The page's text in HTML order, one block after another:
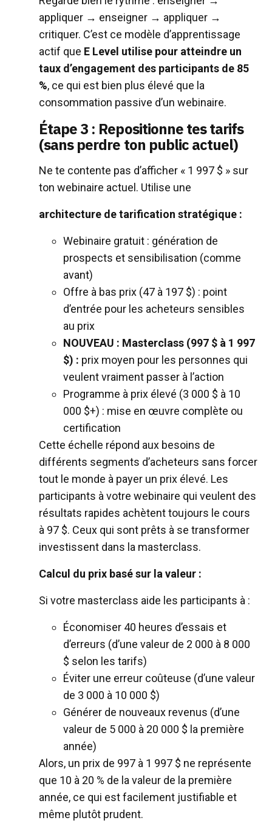
appliquer → enseigner → appliquer →
critiquer. C’est ce modèle d’apprentissage
actif que E Level utilise pour atteindre un
taux d’engagement des participants de 85
%, ce qui est bien plus élevé que la
consommation passive d’un webinaire.
Étape 3 : Repositionne tes tarifs
(sans perdre ton public actuel)
Ne te contente pas d’afficher « 1 997 $ » sur
ton webinaire actuel. Utilise une
architecture de tarification stratégique :
Webinaire gratuit : génération de
prospects et sensibilisation (comme
avant)
Offre à bas prix (47 à 197 $) : point
d’entrée pour les acheteurs sensibles
au prix
NOUVEAU : Masterclass (997 $ à 1 997
$) : prix moyen pour les personnes qui
veulent vraiment passer à l’action
Programme à prix élevé (3 000 $ à 10
000 $+) : mise en œuvre complète ou
certification
Cette échelle répond aux besoins de
différents segments d’acheteurs sans forcer
tout le monde à payer un prix élevé. Les
participants à votre webinaire qui veulent des
résultats rapides achètent toujours le cours
à 97 $. Ceux qui sont prêts à se transformer
investissent dans la masterclass.
Calcul du prix basé sur la valeur :
Si votre masterclass aide les participants à :
Économiser 40 heures d’essais et
d’erreurs (d’une valeur de 2 000 à 8 000
$ selon les tarifs)
Éviter une erreur coûteuse (d’une valeur
de 3 000 à 10 000 $)
Générer de nouveaux revenus (d’une
valeur de 5 000 à 20 000 $ la première
année)
Alors, un prix de 997 à 1 997 $ ne représente
que 10 à 20 % de la valeur de la première
année, ce qui est facilement justifiable et
même plutôt prudent.